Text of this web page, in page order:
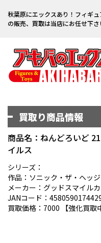
秋葉原にエックスあり！フィギ
の販売、買取は当店にお任せ下さ
イベント情報
宅配買取のご案内
DELIVERY PURCHASE
買取お申し込み
ASSESSMENT
買取り商品情報
商品名：ねんどろいど
イルス
シリーズ：
作品：ソニック・ザ・ヘッ
メーカー：グッドスマイル
JANコード：
買取価格：7000 【強化買取